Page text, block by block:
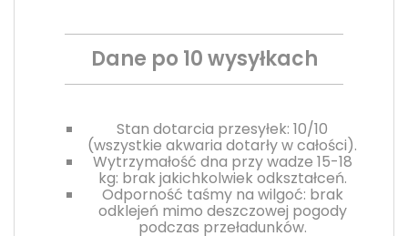
Dane po 10 wysyłkach
Stan dotarcia przesyłek: 10/10
(wszystkie akwaria dotarły w całości).
Wytrzymałość dna przy wadze 15-18
kg: brak jakichkolwiek odkształceń.
Odporność taśmy na wilgoć: brak
odklejeń mimo deszczowej pogody
podczas przeładunków.